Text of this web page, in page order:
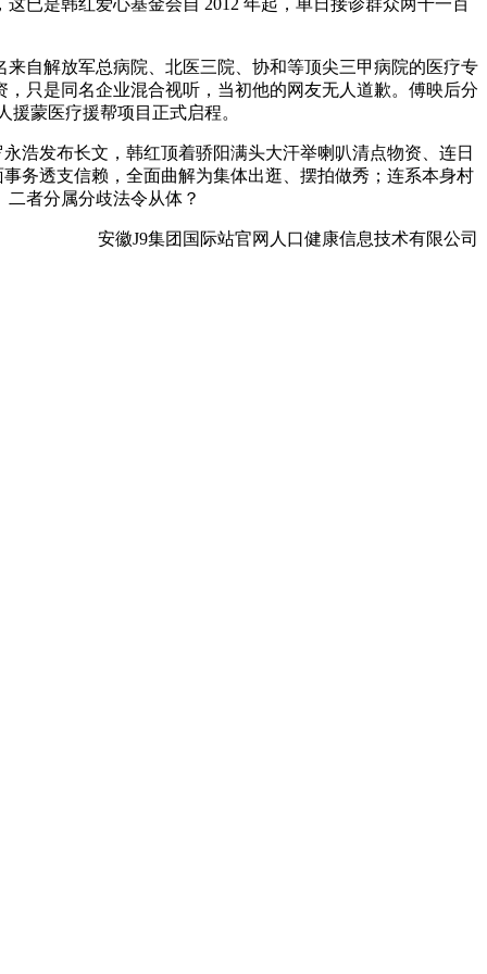
自解放军总病院、北医三院、协和等顶尖三甲病院的医疗专
只是同名企业混合视听，当初他的网友无人道歉。傅映后分
蒙医疗援帮项目正式启程。
发布长文，韩红顶着骄阳满头大汗举喇叭清点物资、连日
务透支信赖，全面曲解为集体出逛、摆拍做秀；连系本身村
者分属分歧法令从体？
安徽J9集团国际站官网人口健康信息技术有限公司